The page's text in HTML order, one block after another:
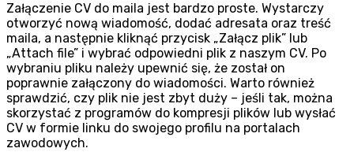
Załączenie CV do maila jest bardzo proste. Wystarczy
otworzyć nową wiadomość, dodać adresata oraz treść
maila, a następnie kliknąć przycisk „Załącz plik” lub
„Attach file” i wybrać odpowiedni plik z naszym CV. Po
wybraniu pliku należy upewnić się, że został on
poprawnie załączony do wiadomości. Warto również
sprawdzić, czy plik nie jest zbyt duży – jeśli tak, można
skorzystać z programów do kompresji plików lub wysłać
CV w formie linku do swojego profilu na portalach
zawodowych.